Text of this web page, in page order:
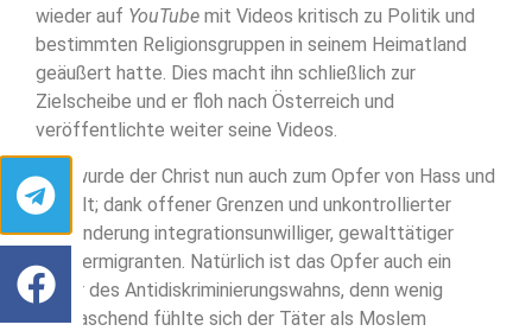
wieder auf YouTube mit Videos kritisch zu Politik und
bestimmten Religionsgruppen in seinem Heimatland
geäußert hatte. Dies macht ihn schließlich zur
Zielscheibe und er floh nach Österreich und
veröffentlichte weiter seine Videos.
Hier wurde der Christ nun auch zum Opfer von Hass und
Gewalt; dank offener Grenzen und unkontrollierter
Einwanderung integrationsunwilliger, gewalttätiger
Messermigranten. Natürlich ist das Opfer auch ein
Opfer des Antidiskriminierungswahns, denn wenig
überraschend fühlte sich der Täter als Moslem